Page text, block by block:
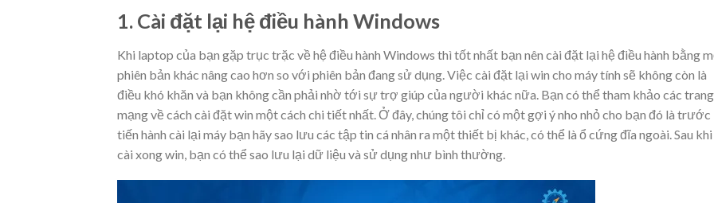
1. Cài đặt lại hệ điều hành Windows
Khi laptop của bạn gặp trục trặc về hệ điều hành Windows thì tốt nhất bạn nên cài đặt lại hệ điều hành bằng
phiên bản khác nâng cao hơn so với phiên bản đang sử dụng. Việc cài đặt lại win cho máy tính sẽ không còn là
điều khó khăn và bạn không cần phải nhờ tới sự trợ giúp của người khác nữa. Bạn có thể tham khảo các trang
mạng về cách cài đặt win một cách chi tiết nhất. Ở đây, chúng tôi chỉ có một gợi ý nho nhỏ cho bạn đó là trước
tiến hành cài lại máy bạn hãy sao lưu các tập tin cá nhân ra một thiết bị khác, có thể là ổ cứng đĩa ngoài. Sau
cài xong win, bạn có thể sao lưu lại dữ liệu và sử dụng như bình thường.